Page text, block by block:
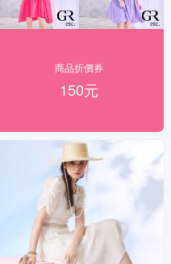
商品折價券
150元